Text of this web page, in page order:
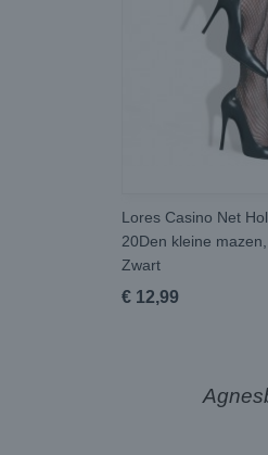
Lores Casino Net
20Den kleine
Zwart
€ 12,99